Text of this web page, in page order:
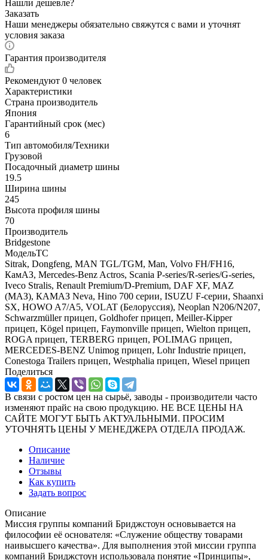
Нашли дешевле?
Заказать
Наши менеджеры обязательно свяжутся с вами и уточнят
условия заказа
Гарантия производителя
Рекомендуют 0 человек
Характеристики
Страна производитель
Япония
Гарантийный срок (мес)
6
Тип автомобиля/Техники
Грузовой
Посадочный диаметр шины
19.5
Ширина шины
245
Высота профиля шины
70
Производитель
Bridgestone
МодельТС
Sitrak, Dongfeng, MAN TGL/TGM, Man, Volvo FH/FH16,
КамАЗ, Mercedes-Benz Actros, Scania P-series/R-series/G-series,
Iveco Stralis, Renault Premium/D-Premium, DAF XF, MAZ
(МАЗ), КАМАЗ Neva, Hino 700 серии, ISUZU F-серии, Shaanxi
SX, HOWO A7/A5, VOLAT (Белоруссия), Neoplan N206/N207,
Schwarzmüller прицеп, Goldhofer прицеп, Meiller-Kipper
прицеп, Kögel прицеп, Faymonville прицеп, Wielton прицеп,
ROGA прицеп, TERBERG прицеп, POLIMAG прицеп,
MERCEDES-BENZ Unimog прицеп, Lohr Industrie прицеп,
Conestoga Trailers прицеп, Westphalia прицеп, Wiesel прицеп
Поделиться
В связи с ростом цен на сырьё, заводы - производители часто
изменяют прайс на свою продукцию. НЕ ВСЕ ЦЕНЫ НА
САЙТЕ МОГУТ БЫТЬ АКТУАЛЬНЫМИ. ПРОСИМ
УТОЧНЯТЬ ЦЕНЫ У МЕНЕДЖЕРА ОТДЕЛА ПРОДАЖ.
Описание
Наличие
Отзывы
Как купить
Задать вопрос
Описание
Миссия группы компаний Бриджстоун основывается на
философии её основателя: «Служение обществу товарами
наивысшего качества». Для выполнения этой миссии группа
компаний Бриджстоун использовала понятие «Принципы»,